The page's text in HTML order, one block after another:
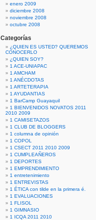
enero 2009
diciembre 2008
noviembre 2008
octubre 2008
Categorías
¿QUIEN ES USTED? QUEREMOS
CONOCERLO
¿QUIEN SOY?
1 ACE-UNIAPAC
1 AMCHAM
1 ANÉCDOTAS
1 ARTETERAPIA
1 AYUDANTIAS
1 BarCamp Guayaquil
1 BIENVENIDOS NOVATOS 2011
2010 2009
1 CAMISETAZOS
1 CLUB DE BLOGGERS
1 columna de opinión
1 COPOL
1 CSECT 2011 2010 2009
1 CUMPLEAÑEROS
1 DEPORTES
1 EMPRENDIMIENTO
1 entretenimiento
1 ENTREVISTAS
1 ÉTICA con tilde en la primera é.
1 EVALUACIONES
1 FLISOL
1 GIMNASIO
1 ICQA 2011 2010